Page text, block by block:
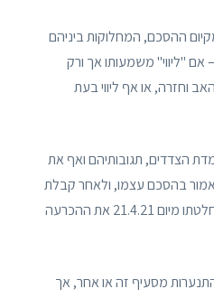
ההסכם, המחלוקות ביניהם
"ליווי" משמעותו אך ורק
וחזרה, או אף ליווי בעת
הצדדים, תגובותיהם ואף את
בהסכם עצמו, ולאחר קבלת
כל העמדות קבע בית הדין בהחלטתו מיום 21.4.21 את ההכרעה
מסעיף זה או אחר, אך